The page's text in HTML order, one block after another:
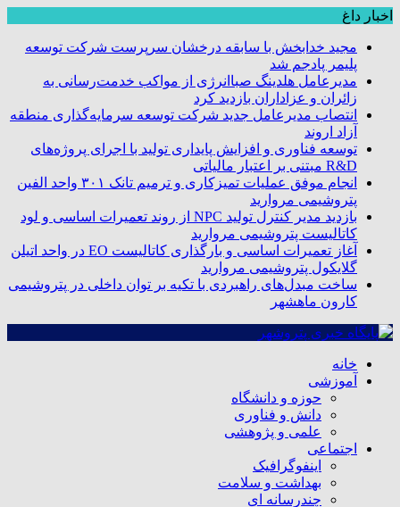
اخبار داغ
مجید خدابخش با سابقه درخشان سرپرست شرکت توسعه
پلیمر پادجم شد
مدیرعامل هلدینگ صباانرژی از مواکب خدمت‌رسانی به
زائران و عزاداران بازدید کرد
انتصاب مدیرعامل جدید شرکت توسعه سرمایه‌گذاری منطقه
آزاد اروند
توسعه فناوری و افزایش پایداری تولید با اجرای پروژه‌های
R&D مبتنی بر اعتبار مالیاتی
انجام موفق عملیات تمیزکاری و ترمیم تانک ۳۰۱ واحد الفین
پتروشیمی مروارید
بازدید مدیر کنترل تولید NPC از روند تعمیرات اساسی و لود
کاتالیست پتروشیمی مروارید
آغاز تعمیرات اساسی و بارگذاری کاتالیست EO در واحد اتیلن
گلایکول پتروشیمی مروارید
ساخت مبدل‌های راهبردی با تکیه بر توان داخلی در پتروشیمی
کارون ماهشهر
خانه
آموزشی
حوزه و دانشگاه
دانش و فناوری
علمی و پژوهشی
اجتماعی
اینفوگرافیک
بهداشت و سلامت
چندرسانه ای